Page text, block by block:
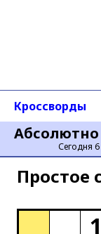
Абсолютно
Сегодня 6
Кроссворды
Простое
1